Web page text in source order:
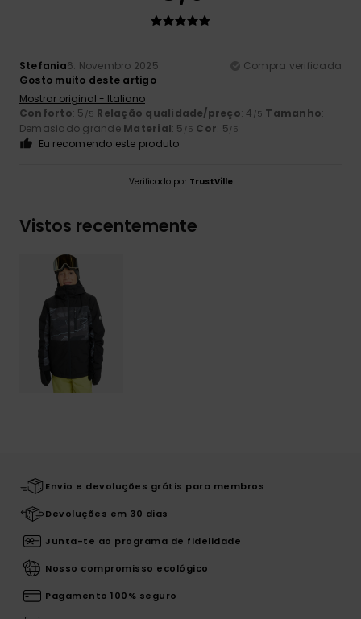
Stefania6. Novembro 2025
Compra verificada
Gosto muito deste artigo
Mostrar original - Italiano
Conforto: 5 /5 Relação qualidade/preço: 4 /5 Tamanho:
Demasiado grande Material: 5 /5 Cor: 5/5
Eu recomendo este produto
Verificado por TrustVille
Vistos recentemente
Envio e devoluções grátis para membros
Devoluções em 30 dias
Junta-te ao programa de fidelidade
Nosso compromisso ecológico
Pagamento 100% seguro